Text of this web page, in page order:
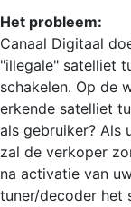
Het probleem:
Canaal Digitaal
"illegale" satelliet
schakelen. Op de
erkende satelliet
als gebruiker? Als
zal de verkoper
na activatie van
tuner/decoder het